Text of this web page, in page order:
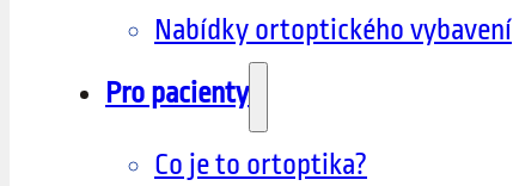
Nabídky ortoptického vybavení
Pro pacienty
Co je to ortoptika?